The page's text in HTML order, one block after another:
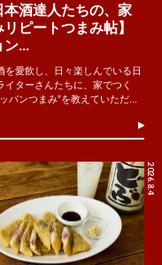
本酒達人たちの、家
リピートつまみ帖】
ン...
を愛飲し、日々楽しんでいる日
イターさんたちに、家でつく
パンつまみ”を教えていただ...
2026.8.4